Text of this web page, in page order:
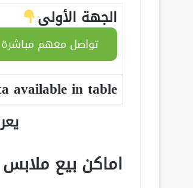
الجهة الأولى
تواصل معهم
available in table
يعرض 0
اماكن بيع